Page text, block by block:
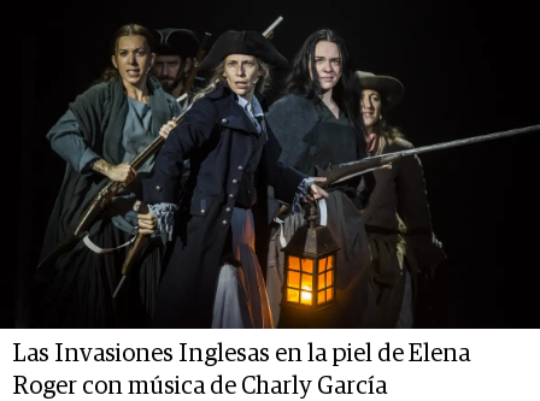
Las Invasiones Inglesas en la piel de Elena
Roger con música de Charly García